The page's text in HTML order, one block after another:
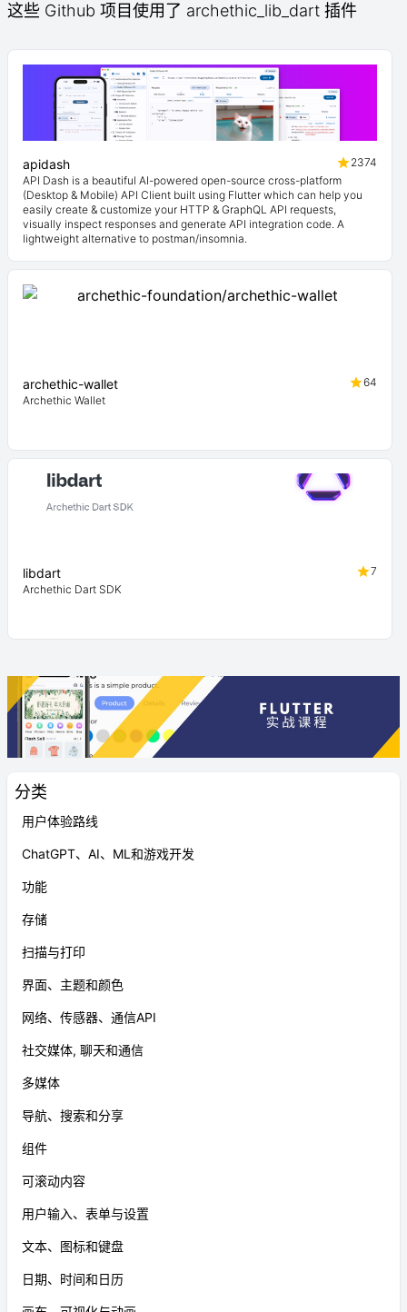
分类
用户体验路线
ChatGPT、AI、ML和游戏开发
功能
存储
扫描与打印
界面、主题和颜色
网络、传感器、通信API
社交媒体, 聊天和通信
多媒体
导航、搜索和分享
组件
可滚动内容
用户输入、表单与设置
文本、图标和键盘
日期、时间和日历
这些 Github 项目使用了 archethic_lib_dart 插件
apidash
2374
API Dash is a beautiful AI-powered open-source cross-platform
(Desktop & Mobile) API Client built using Flutter which can help you
easily create & customize your HTTP & GraphQL API requests,
visually inspect responses and generate API integration code. A
lightweight alternative to postman/insomnia.
archethic-wallet
64
Archethic Wallet
libdart
7
Archethic Dart SDK